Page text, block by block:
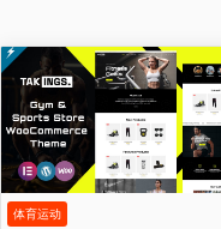
体育运动